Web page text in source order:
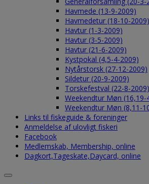
Havmede (13-9-2009)
Havmedetur (18-10-2009)
Havtur (1-3-2009)
Havtur (3-5-2009)
Havtur (21-6-2009)
Kystpokal (4,5-4-2009)
Nytårstorsk (27-12-2009)
Sildetur (20-9-2009)
Torskefestval (22-8-2009)
Weekendtur Møn (16,19-
Weekendtur Møn (8,11-
Links til fiskeguide & foreninger
Anmeldelse af ulovligt fiskeri
Facebook
Medlemskab, Membership, online
Dagkort,Tageskate,Daycard, online